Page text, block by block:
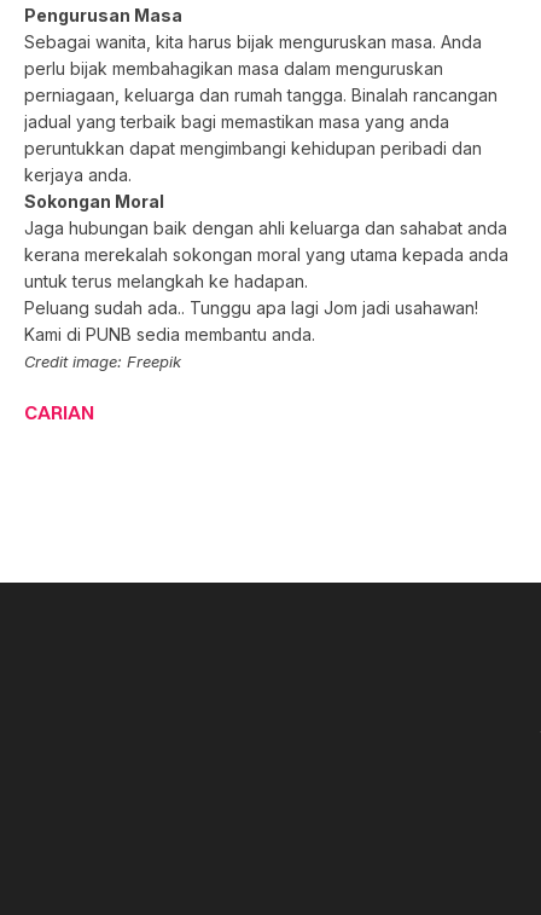
Pengurusan Masa
Sebagai wanita, kita harus bijak menguruskan masa. Anda
perlu bijak membahagikan masa dalam menguruskan
perniagaan, keluarga dan rumah tangga. Binalah rancangan
jadual yang terbaik bagi memastikan masa yang anda
peruntukkan dapat mengimbangi kehidupan peribadi dan
kerjaya anda.
Sokongan Moral
Jaga hubungan baik dengan ahli keluarga dan sahabat anda
kerana merekalah sokongan moral yang utama kepada anda
untuk terus melangkah ke hadapan.
Peluang sudah ada.. Tunggu apa lagi Jom jadi usahawan!
Kami di PUNB sedia membantu anda.
Credit image: Freepik
CARIAN